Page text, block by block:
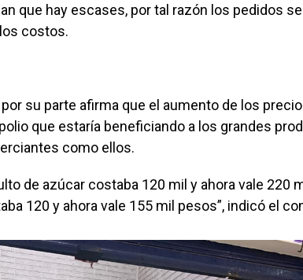
que hay escases, por tal razón los pedidos
costos.
su parte afirma que el aumento de los
que estaría beneficiando a los grandes
como ellos.
de azúcar costaba 120 mil y ahora vale 220
120 y ahora vale 155 mil pesos”, indicó el